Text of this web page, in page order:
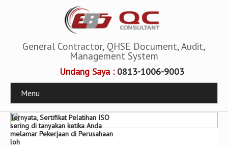
General Contractor, QHSE Document, Audit,
Management System
Undang Saya : 0813-1006-9003
Menu
General Contractor, QHSE
Document, Audit, Management
System